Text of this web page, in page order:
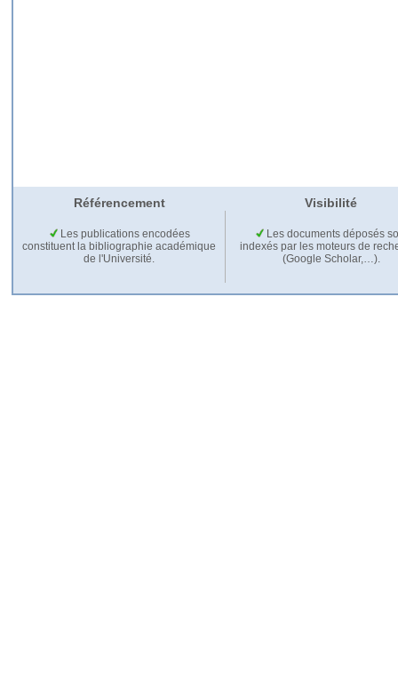
Référencement Visibilité
Les publications encodées
constituent la bibliographie académique
de l'Université.
Les documents déposés
indexés par les moteurs de
(Google Scholar,…).